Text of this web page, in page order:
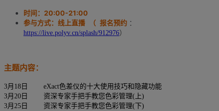
时间：20:00-21:00
参与方式：线上直播 （ 报名预约 ：
https://live.polyv.cn/splash/912976）
主题内容：
3月18日
eXact色差仪的十大使用技巧和隐藏功能
3月20日
资深专家手把手教您色彩管理(上)
3月25日
资深专家手把手教您色彩管理(下)